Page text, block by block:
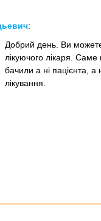
:
Добрий день. Ви можете
лікуючого лікаря.
бачили а ні пацієнта, а
лікування.